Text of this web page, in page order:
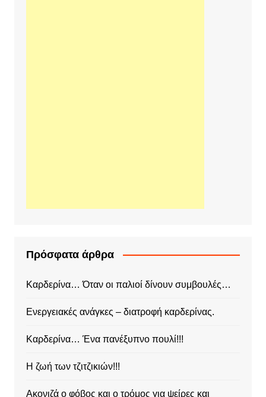
Πρόσφατα άρθρα
Καρδερίνα… Όταν οι παλιοί δίνουν συμβουλές…
Ενεργειακές ανάγκες – διατροφή καρδερίνας.
Καρδερίνα… Ένα πανέξυπνο πουλί!!!
Η ζωή των τζιτζικιών!!!
Ακονιζά ο φόβος και ο τρόμος για ψείρες και